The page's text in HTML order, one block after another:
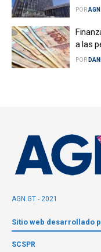
POR
a las
POR
AGN.GT - 2021
Sitio web desarrollado
SCSPR